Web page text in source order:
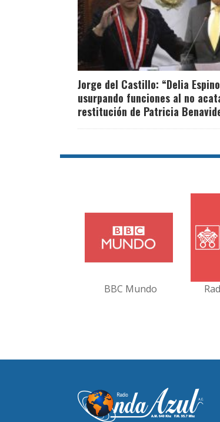
Jorge del Castillo: “Delia
usurpando funciones al no
restitución de Patricia
BBC Mundo